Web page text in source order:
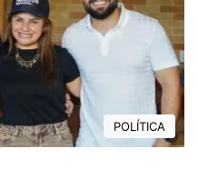
POLÍTICA